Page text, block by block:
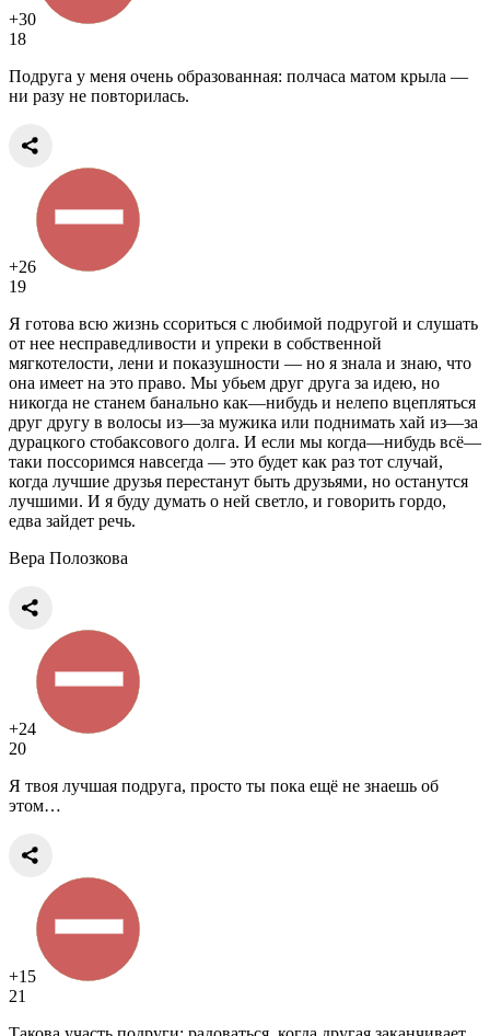
+30
18
Подруга у меня очень образованная: полчаса матом крыла —
ни разу не повторилась.
+26
19
Я готова всю жизнь ссориться с любимой подругой и слушать
от нее несправедливости и упреки в собственной
мягкотелости, лени и показушности — но я знала и знаю, что
она имеет на это право. Мы убьем друг друга за идею, но
никогда не станем банально как—нибудь и нелепо вцепляться
друг другу в волосы из—за мужика или поднимать хай из—за
дурацкого стобаксового долга. И если мы когда—нибудь всё—
таки поссоримся навсегда — это будет как раз тот случай,
когда лучшие друзья перестанут быть друзьями, но останутся
лучшими. И я буду думать о ней светло, и говорить гордо,
едва зайдет речь.
Вера Полозкова
+24
20
Я твоя лучшая подруга, просто ты пока ещё не знаешь об
этом…
+15
21